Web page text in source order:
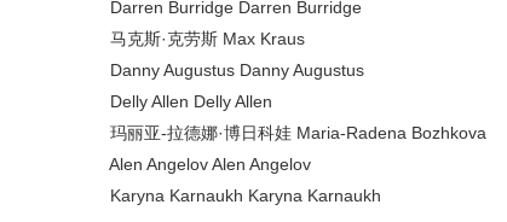
Darren Burridge Darren Burridge
马克斯·克劳斯 Max Kraus
Danny Augustus Danny Augustus
Delly Allen Delly Allen
玛丽亚-拉德娜·博日科娃 Maria-Radena Bozhkova
Alen Angelov Alen Angelov
Karyna Karnaukh Karyna Karnaukh